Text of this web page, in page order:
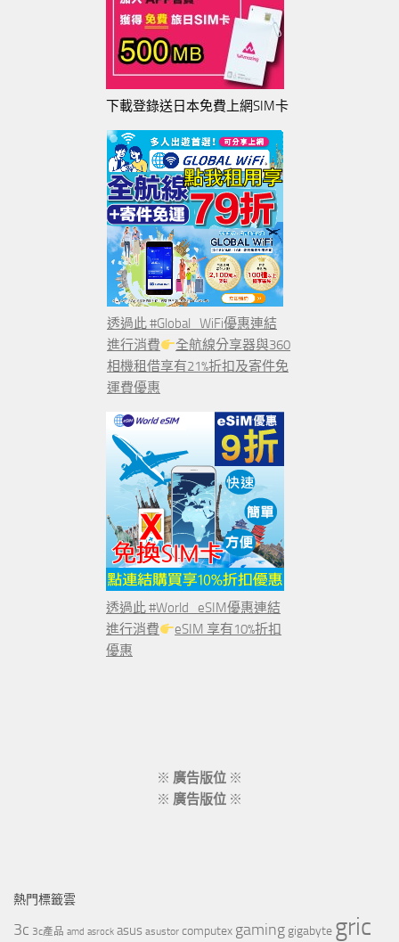
下載登錄送日本免費上網SIM卡
透過此 #Global_WiFi優惠連結
進行消費
全航線分享器與360
相機租借享有21%折扣及寄件免
運費優惠
透過此 #World_eSIM優惠連結
進行消費
eSIM 享有10%折扣
優惠
※ 廣告版位 ※
※ 廣告版位 ※
熱門標籤雲
3c 3c產品 amd asrock asus asustor computex gaming gigabyte gric